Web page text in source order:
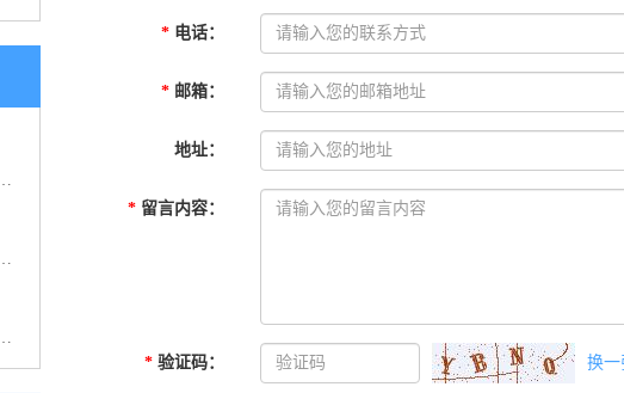
* 电话：
* 邮箱：
地址：
* 留言内容：
* 验证码： 换一